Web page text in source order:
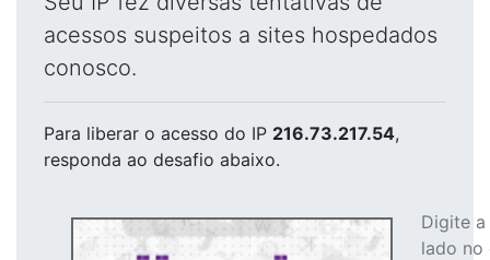
acessos suspeitos a sites hospedados
conosco.
Para liberar o acesso do IP 216.73.217.54,
responda ao desafio abaixo.
Digite
lado no